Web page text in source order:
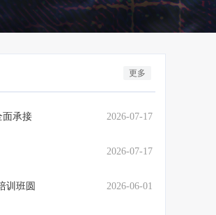
更多
面承接 2026-07-17
2026-07-17
训班圆 2026-06-01